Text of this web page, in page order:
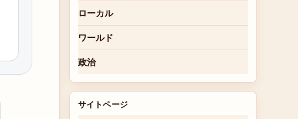
ローカル
ワールド
政治
サイトページ